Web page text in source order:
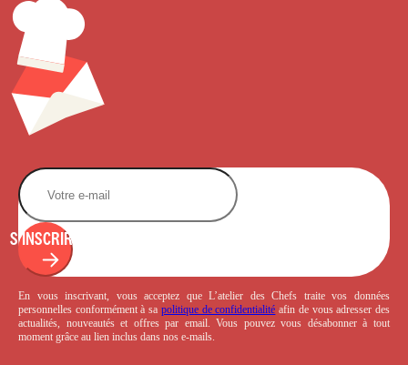
S'INSCRIRE
En vous inscrivant, vous acceptez que L’atelier des Chefs traite vos données
personnelles conformément à sa politique de confidentialité afin de vous adresser des
actualités, nouveautés et offres par email. Vous pouvez vous désabonner à tout
moment grâce au lien inclus dans nos e-mails.